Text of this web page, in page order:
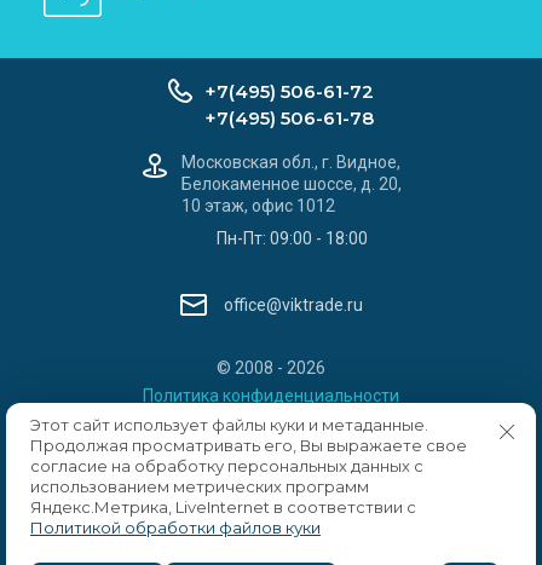
© 2008 - 2026
Политика конфиденциальности
+7(495) 506-61-72
+7(495) 506-61-78
Московская обл., г. Видное,
Белокаменное шоссе, д. 20,
10 этаж, офис 1012
Пн-Пт: 09:00 - 18:00
office@viktrade.ru
Этот сайт использует файлы куки и метаданные.
Продолжая просматривать его, Вы выражаете свое
согласие на обработку персональных данных с
использованием метрических программ
Яндекс.Метрика, LiveInternet в соответствии с
Политикой обработки файлов куки